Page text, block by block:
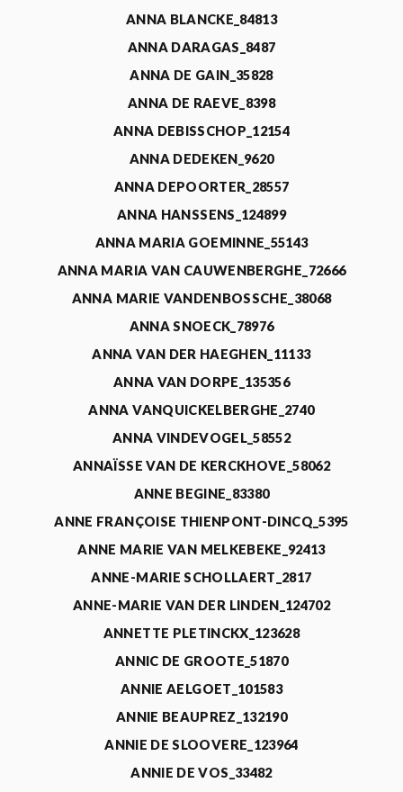
ANNA BLANCKE_84813
ANNA DARAGAS_8487
ANNA DE GAIN_35828
ANNA DE RAEVE_8398
ANNA DEBISSCHOP_12154
ANNA DEDEKEN_9620
ANNA DEPOORTER_28557
ANNA HANSSENS_124899
ANNA MARIA GOEMINNE_55143
ANNA MARIA VAN CAUWENBERGHE_72666
ANNA MARIE VANDENBOSSCHE_38068
ANNA SNOECK_78976
ANNA VAN DER HAEGHEN_11133
ANNA VAN DORPE_135356
ANNA VANQUICKELBERGHE_2740
ANNA VINDEVOGEL_58552
ANNAÏSSE VAN DE KERCKHOVE_58062
ANNE BEGINE_83380
ANNE FRANÇOISE THIENPONT-DINCQ_5395
ANNE MARIE VAN MELKEBEKE_92413
ANNE-MARIE SCHOLLAERT_2817
ANNE-MARIE VAN DER LINDEN_124702
ANNETTE PLETINCKX_123628
ANNIC DE GROOTE_51870
ANNIE AELGOET_101583
ANNIE BEAUPREZ_132190
ANNIE DE SLOOVERE_123964
ANNIE DE VOS_33482